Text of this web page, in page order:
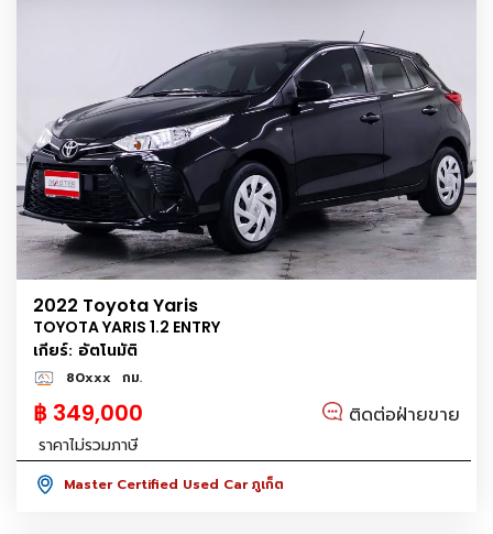
2022 Toyota Yaris
TOYOTA YARIS 1.2 ENTRY
เกียร์: อัตโนมัติ
80xxx กม.
฿ 349,000 ติดต่อฝ่ายขาย
ราคาไม่รวมภาษี
Master Certified Used Car ภูเก็ต